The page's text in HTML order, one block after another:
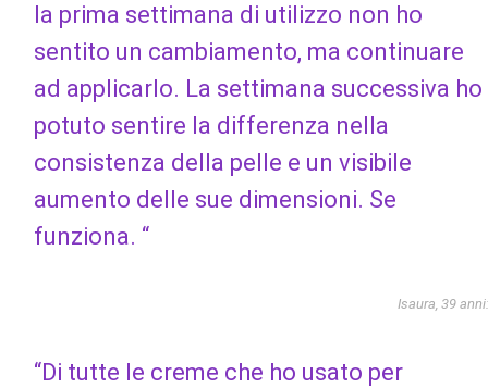
la prima settimana di utilizzo non ho
sentito un cambiamento, ma continuare
ad applicarlo. La settimana successiva ho
potuto sentire la differenza nella
consistenza della pelle e un visibile
aumento delle sue dimensioni. Se
funziona. “
Isaura, 39 anni:
“Di tutte le creme che ho usato per